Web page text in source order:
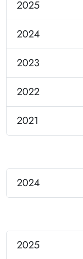
2025
2024
2023
2022
2021
2024
2025